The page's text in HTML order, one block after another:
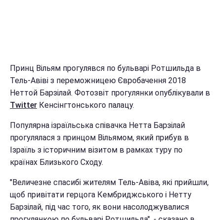
Принц Вільям прогулявся по бульварі Ротшильда в
Тель-Авіві з переможницею Євробачення 2018
Неттой Барзілай. Фотозвіт прогулянки опублікували в
Twitter Кенсінгтонського палацу.
Популярна ізраїльська співачка Нетта Барзілай
прогулялася з принцом Вільямом, який прибув в
Ізраїль з історичним візитом в рамках туру по
країнах Близького Сходу.
"Величезне спасибі жителям Тель-Авіва, які прийшли,
щоб привітати герцога Кембриджського і Нетту
Барзілай, під час того, як вони насолоджувалися